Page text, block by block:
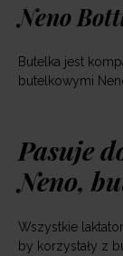
Neno
Butelka jest
butelkowymi
Pasuje
Neno,
Wszystkie
by korzystały z